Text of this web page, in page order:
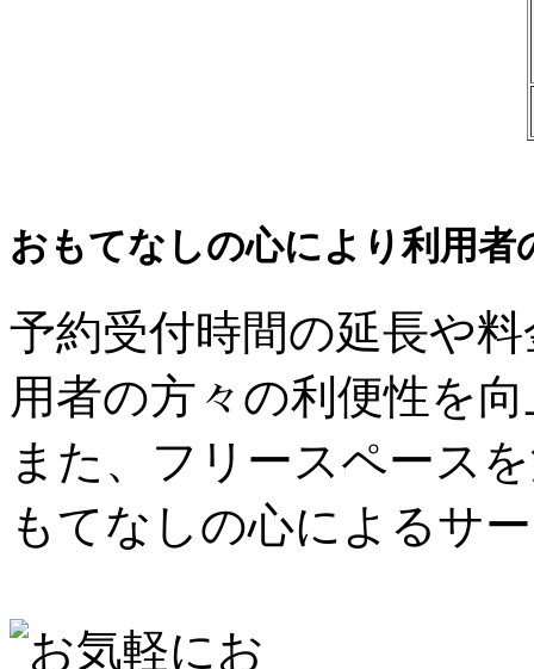
おもてなしの心により利用者
予約受付時間の延長や
用者の方々の利便性を
また、フリースペース
もてなしの心によるサ